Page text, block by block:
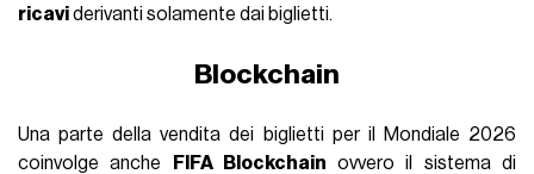
ricaviderivanti solamente dai biglietti.
Blockchain
Una parte della vendita dei biglietti per il Mondiale 2026
coinvolge anche
FIFA Blockchain ovvero il sistema di